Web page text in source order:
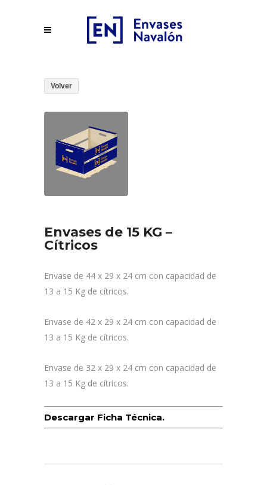
Volver
Envases de 15 KG –
Cítricos
Envase de 44 x 29 x 24 cm con capacidad de
13 a 15 Kg de cítricos.
Envase de 42 x 29 x 24 cm con capacidad de
13 a 15 Kg de cítricos.
Envase de 32 x 29 x 24 cm con capacidad de
13 a 15 Kg de cítricos.
Descargar Ficha Técnica.